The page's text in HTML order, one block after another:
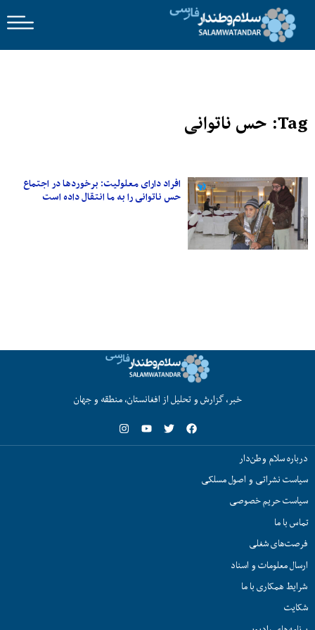
Tag: حس ناتوانی
افراد دارای معلولیت: برخوردها در اجتماع
حس ناتوانی را به ما انتقال داده است
خبر، گزارش و تحلیل از افغانستان، منطقه و جهان
درباره سلام وطن‌دار
سیاست نشراتی و اصول مسلکی
سیاست حریم خصوصی
تماس با ما
فرصت‌های شغلی
ارسال معلومات و اسناد
شرایط همکاری با ما
شکایت